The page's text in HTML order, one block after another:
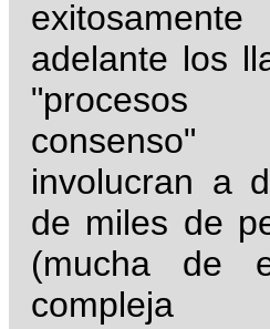
exitosamente
adelante los
involucran a
de miles de
(mucha de
compleja